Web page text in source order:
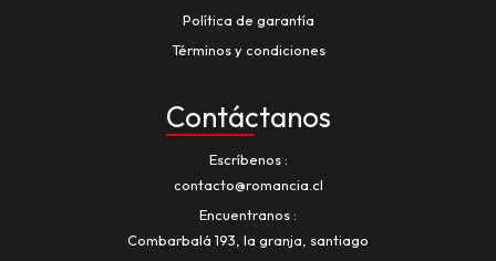
Política de garantía
Términos y condiciones
Contáctanos
Escríbenos
contacto@romancia.cl
Encuentranos
Combarbalá 193, la granja, santiago